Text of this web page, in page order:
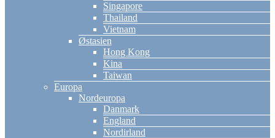
Singapore
Thailand
Vietnam
Østasien
Hong Kong
Kina
Taiwan
Europa
Nordeuropa
Danmark
England
Nordirland